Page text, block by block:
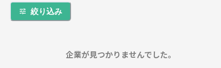
絞り込み
企業が見つかりませんでした。